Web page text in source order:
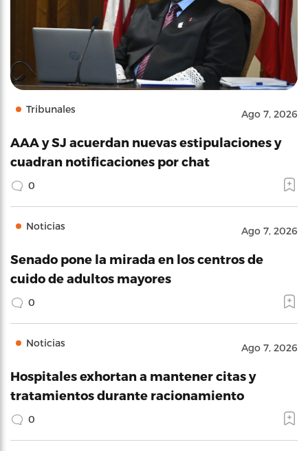
Tribunales Ago 7, 2026
AAA y SJ acuerdan nuevas estipulaciones y
cuadran notificaciones por chat
0
Noticias Ago 7, 2026
Senado pone la mirada en los centros de
cuido de adultos mayores
0
Noticias Ago 7, 2026
Hospitales exhortan a mantener citas y
tratamientos durante racionamiento
0